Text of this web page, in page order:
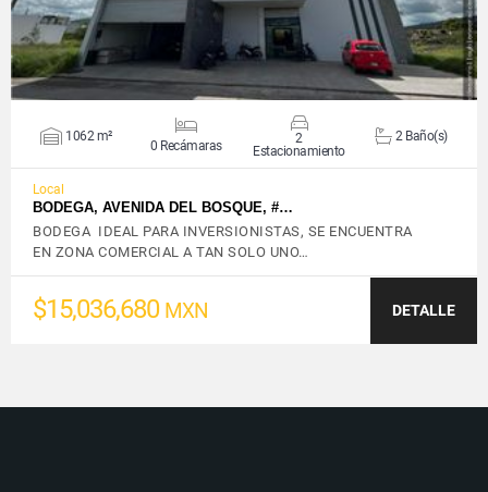
1062 m²
0 Recámaras
2
Estacionamiento
2 Baño(s)
Local
BODEGA, AVENIDA DEL BOSQUE, #…
BODEGA IDEAL PARA INVERSIONISTAS, SE ENCUENTRA
EN ZONA COMERCIAL A TAN SOLO UNO…
$15,036,680 MXN DETALLE